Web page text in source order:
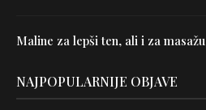
Maline za lepši ten, ali i za masažu
NAJPOPULARNIJE OBJAVE